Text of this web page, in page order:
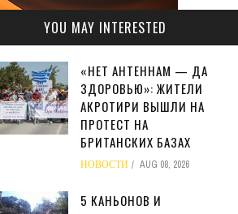
YOU MAY INTERESTED
«НЕТ АНТЕННАМ — ДА
ЗДОРОВЬЮ»: ЖИТЕЛИ
АКРОТИРИ ВЫШЛИ НА
ПРОТЕСТ НА
БРИТАНСКИХ БАЗАХ
НОВОСТИ AUG 08, 2026
5 КАНЬОНОВ И